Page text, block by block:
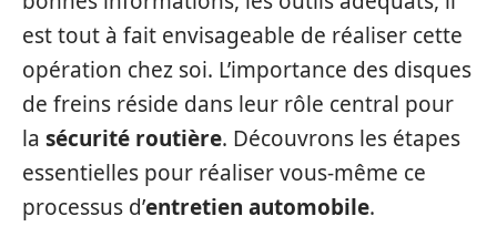
est tout à fait envisageable de réaliser cette
opération chez soi. L’importance des disques
de freins réside dans leur rôle central pour
la sécurité routière. Découvrons les étapes
essentielles pour réaliser vous-même ce
processus d’entretien automobile.